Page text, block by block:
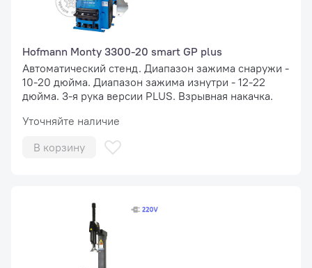
Hofmann Monty 3300-20 smart GP plus
Автоматический стенд. Диапазон зажима снаружи -
10-20 дюйма. Диапазон зажима изнутри - 12-22
дюйма. 3-я рука версии PLUS. Взрывная накачка.
Уточняйте наличие
В корзину